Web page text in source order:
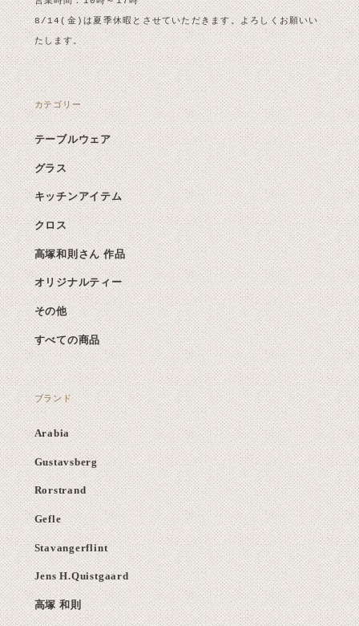
8/14(金)は夏季休暇とさせていただきます。よろしくお願いい
たします。
カテゴリー
テーブルウェア
グラス
キッチンアイテム
クロス
高塚和則さん 作品
オリジナルティー
その他
すべての商品
ブランド
Arabia
Gustavsberg
Rorstrand
Gefle
Stavangerflint
Jens H.Quistgaard
高塚 和則